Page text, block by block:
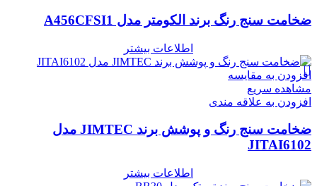
ضخامت سنج رنگ برند الکومتر مدل A456CFSI1
اطلاعات بیشتر
افزودن به مقایسه
مشاهده سریع
افزودن به علاقه مندی
ضخامت سنج رنگ و پوشش برند JIMTEC مدل
JITAI6102
اطلاعات بیشتر